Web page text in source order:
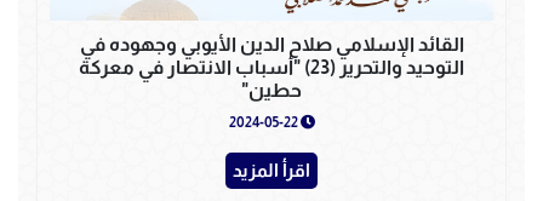
القائد الإسلامي صلاح الدين الأيوبي وجهوده في
التوحيد والتحرير (23) "أسباب الانتصار في معركة
حطين"
2024-05-22
اقرأ المزيد